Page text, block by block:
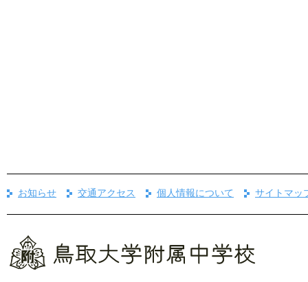
お知らせ 交通アクセス 個人情報について サイトマッ